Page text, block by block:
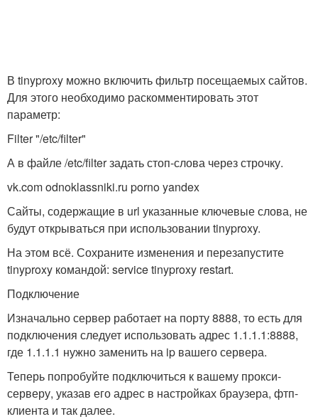
В tinyproxy можно включить фильтр посещаемых сайтов.
Для этого необходимо раскомментировать этот
параметр:
Filter "/etc/filter"
А в файле /etc/filter задать стоп-слова через строчку.
vk.com odnoklassniki.ru porno yandex
Сайты, содержащие в url указанные ключевые слова, не
будут открываться при использовании tinyproxy.
На этом всё. Сохраните изменения и перезапустите
tinyproxy командой: service tinyproxy restart.
Подключение
Изначально сервер работает на порту 8888, то есть для
подключения следует использовать адрес 1.1.1.1:8888,
где 1.1.1.1 нужно заменить на ip вашего сервера.
Теперь попробуйте подключиться к вашему прокси-
серверу, указав его адрес в настройках браузера, фтп-
клиента и так далее.